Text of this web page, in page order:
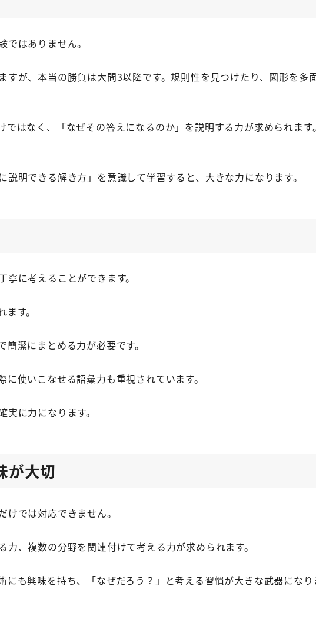
はありません。
すが、本当の勝負は大問3以降です。規則性を見つけたり、図形を
ではなく、「なぜその答えになるのか」を説明する力が求められま
明できる解き方」を意識して学習すると、大きな力になります。
に考えることができます。
す。
潔にまとめる力が必要です。
使いこなせる語彙力も重視されています。
に力になります。
が大切
では対応できません。
、複数の分野を関連付けて考える力が求められます。
にも興味を持ち、「なぜだろう？」と考える習慣が大きな武器になり